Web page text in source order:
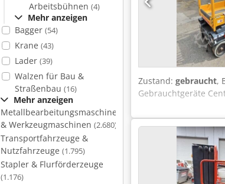
Arbeitsbühnen (4)
Mehr anzeigen
Bagger (54)
Krane (43)
Lader (39)
Walzen für Bau &
Straßenbau (16)
Mehr anzeigen
Metallbearbeitungsmaschinen
& Werkzeugmaschinen (2.680)
Transportfahrzeuge &
Nutzfahrzeuge (1.795)
Stapler & Flurförderzeuge
(1.176)
Zustand: gebraucht,
Gebrauchtgeräte